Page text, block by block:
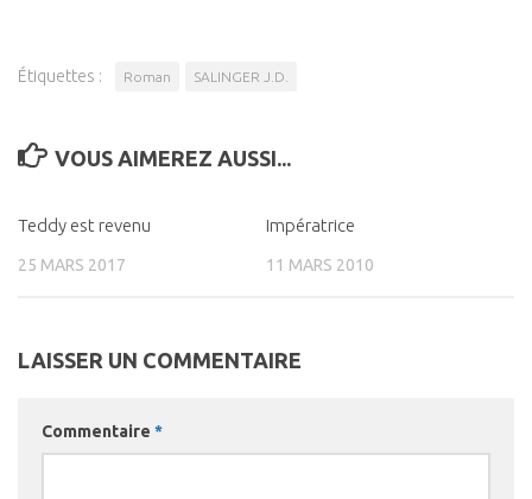
Étiquettes : Roman SALINGER J.D.
VOUS AIMEREZ AUSSI...
Teddy est revenu
25 MARS 2017
Impératrice
11 MARS 2010
LAISSER UN COMMENTAIRE
Commentaire *